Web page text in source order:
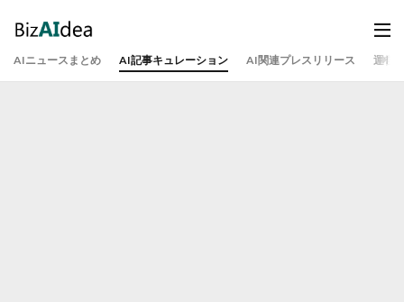
AIニュースまとめ AI記事キュレーション AI関連プレスリリース 運営